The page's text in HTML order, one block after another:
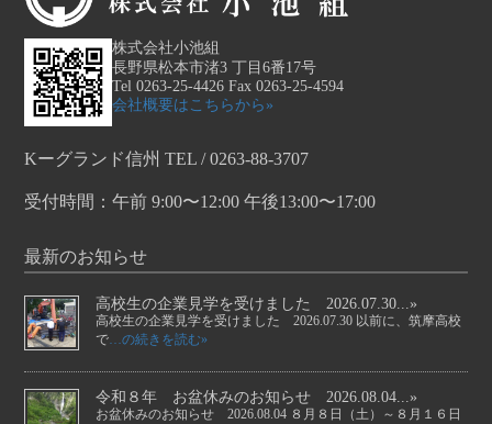
株式会社小池組
長野県松本市渚3 丁目6番17号
Tel 0263-25-4426 Fax 0263-25-4594
会社概要はこちらから»
Kーグランド信州 TEL / 0263-88-3707
受付時間：午前 9:00〜12:00 午後13:00〜17:00
最新のお知らせ
高校生の企業見学を受けました 2026.07.30...»
高校生の企業見学を受けました 2026.07.30 以前に、筑摩高校
で…の続きを読む»
令和８年 お盆休みのお知らせ 2026.08.04...»
お盆休みのお知らせ 2026.08.04 ８月８日（土）～８月１６日